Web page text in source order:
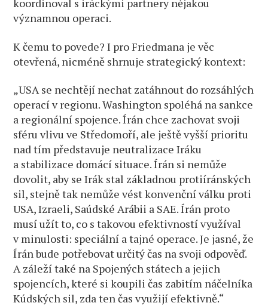
koordinoval s iráckými partnery nějakou
významnou operaci.
K čemu to povede? I pro Friedmana je věc
otevřená, nicméně shrnuje strategický kontext:
„USA se nechtějí nechat zatáhnout do rozsáhlých
operací v regionu. Washington spoléhá na sankce
a regionální spojence. Írán chce zachovat svoji
sféru vlivu ve Středomoří, ale ještě vyšší prioritu
nad tím představuje neutralizace Iráku
a stabilizace domácí situace. Írán si nemůže
dovolit, aby se Irák stal základnou protiíránských
sil, stejně tak nemůže vést konvenční válku proti
USA, Izraeli, Saúdské Arábii a SAE. Írán proto
musí užít to, co s takovou efektivností využíval
v minulosti: speciální a tajné operace. Je jasné, že
Írán bude potřebovat určitý čas na svoji odpověď.
A záleží také na Spojených státech a jejich
spojencích, které si koupili čas zabitím náčelníka
Kúdských sil, zda ten čas využijí efektivně.“